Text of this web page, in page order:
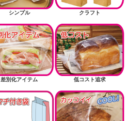
シンプル クラフト
差別化アイテム 低コスト追求